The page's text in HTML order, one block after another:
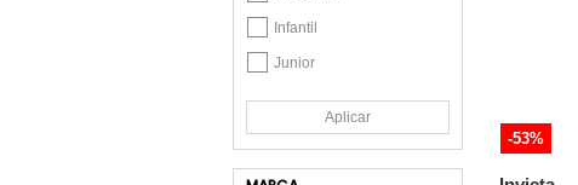
Infantil
Junior
Aplicar
-53%